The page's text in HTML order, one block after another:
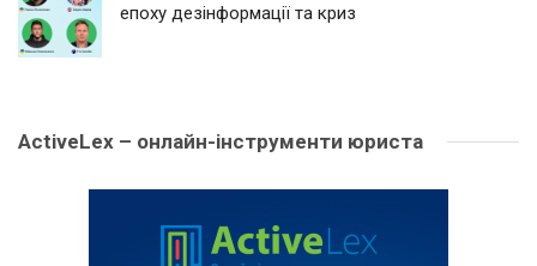
епоху дезінформації та криз
ActiveLex – онлайн-інструменти юриста